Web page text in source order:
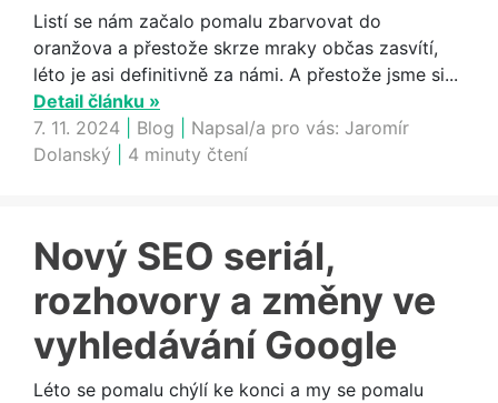
Listí se nám začalo pomalu zbarvovat do
oranžova a přestože skrze mraky občas zasvítí,
léto je asi definitivně za námi. A přestože jsme si...
Detail článku »
7. 11. 2024
Blog Napsal/a pro vás: Jaromír
Dolanský
4 minuty čtení
Nový SEO seriál,
rozhovory a změny ve
vyhledávání Google
Léto se pomalu chýlí ke konci a my se pomalu